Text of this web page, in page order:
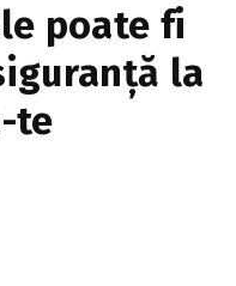
poate fi
la
te